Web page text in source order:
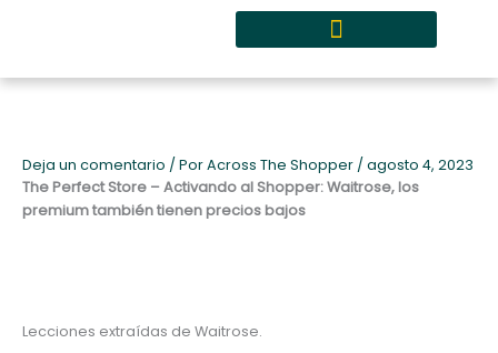
Deja un comentario / PorAcross The Shopper / agosto 4, 2023
The Perfect Store – Activando al Shopper: Waitrose, los
premium también tienen precios bajos
Lecciones extraídas de Waitrose.